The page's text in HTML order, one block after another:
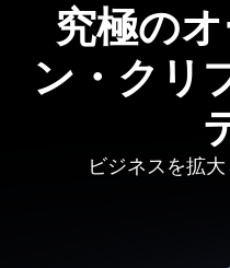
究極の
ン・クリ
ビジネスを拡